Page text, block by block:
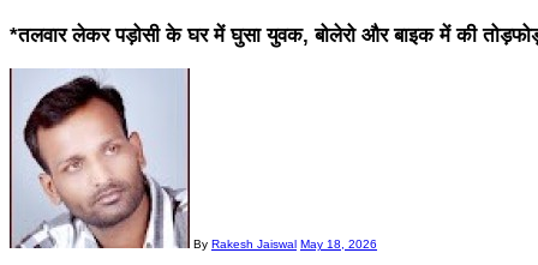
*तलवार लेकर पड़ोसी के घर में घुसा युवक, बोलेरो और बाइक में की
By Rakesh Jaiswal May 18, 2026